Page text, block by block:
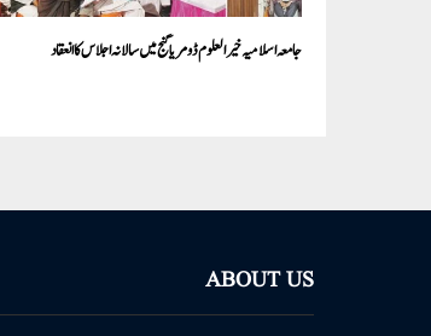
جامعہ اسلامیہ خیر العلوم ڈومریا گنج میں سالانہ اجلاس کا انعقاد
ABOUT US